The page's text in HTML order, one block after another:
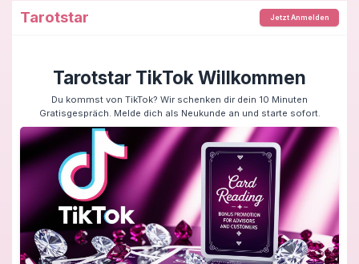
Tarotstar Jetzt Anmelden
Tarotstar TikTok Willkommen
Du kommst von TikTok? Wir schenken dir dein 10 Minuten
Gratisgespräch. Melde dich als Neukunde an und starte sofort.